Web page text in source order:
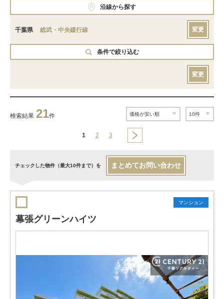
沿線から探す
千葉県 総武・中央緩行線 変更
条件で絞り込む
変更
検索結果 21件
1 2 3
チェックした物件（最大10件まで）を まとめてお問い合わせ
マンション
幕張グリーンハイツ